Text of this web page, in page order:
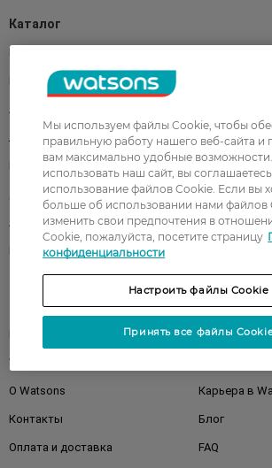
Каталог
Парфюмерия
Акции
Лицо Тело
Волосы
Аксессуары
Бренды
Клиентам
Магазины
Watsons Club
О Watsons Карьера в
Контакты Блог
Оплата и доставка FAQ
Мы используем файлы Cookie, чтобы
правильную работу нашего веб-сайта и
вам максимально удобные
использовать наш сайт, вы
использование файлов Cookie. Если вы
больше об использовании нами файлов
изменить свои предпочтения в
Cookie, пожалуйста, посетите страницу
конфиденциальности
Настроить файлы Cookie
Принять все файлы